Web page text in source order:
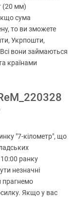
(20 мм)
сума
то ви зможете
Укрпошти,
Всі вони займаються
країнами
"7-кілометр", що
ранку
незначні
прагнемо
Якщо у вас